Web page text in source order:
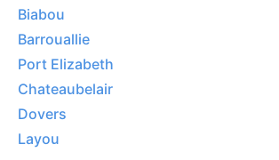
Biabou
Barrouallie
Port Elizabeth
Chateaubelair
Dovers
Layou